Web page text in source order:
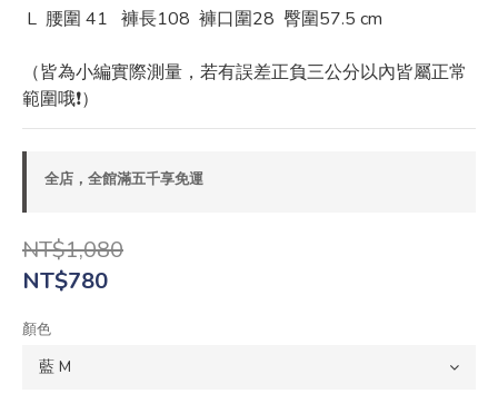
L  腰圍 41   褲長108  褲口圍28  臀圍57.5 cm
（皆為小編實際測量，若有誤差正負三公分以內皆屬正常
範圍哦❗️）
全店，全館滿五千享免運
NT$1,080
NT$780
顏色